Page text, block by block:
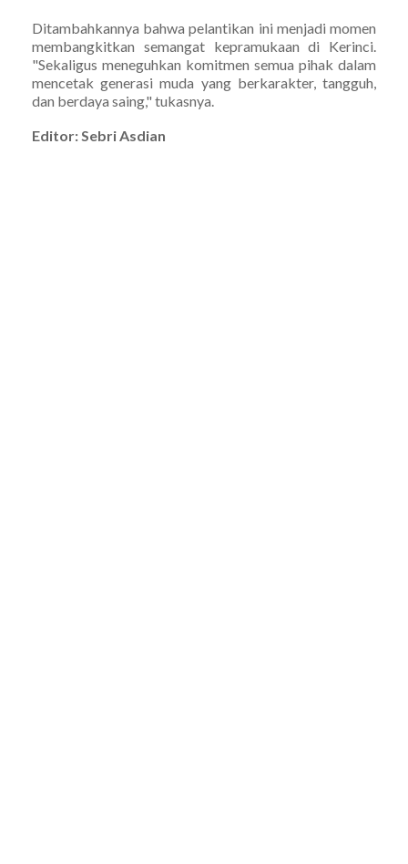
Ditambahkannya bahwa pelantikan ini menjadi momen
membangkitkan semangat kepramukaan di Kerinci.
"Sekaligus meneguhkan komitmen semua pihak dalam
mencetak generasi muda yang berkarakter, tangguh,
dan berdaya saing," tukasnya.
Editor: Sebri Asdian